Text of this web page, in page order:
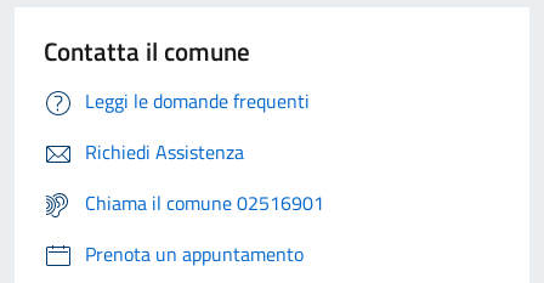
Contatta il comune
Leggi le domande frequenti
Richiedi Assistenza
Chiama il comune 02516901
Prenota un appuntamento